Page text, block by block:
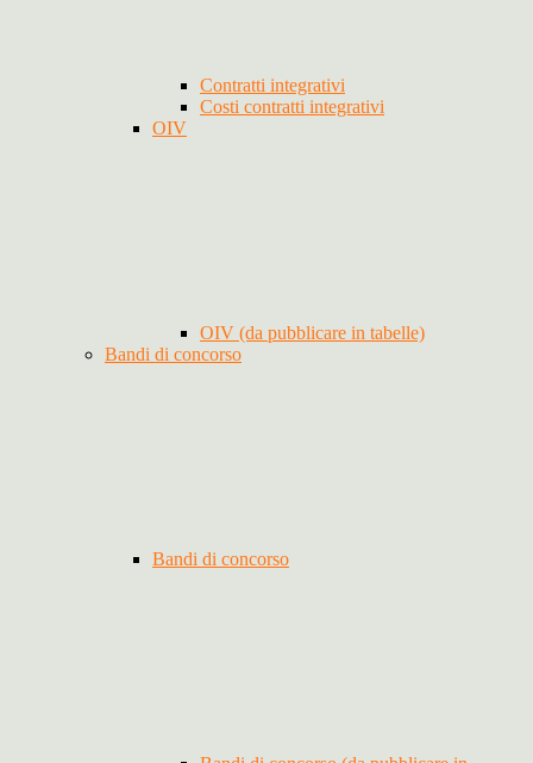
Contratti integrativi
Costi contratti integrativi
OIV
OIV (da pubblicare in tabelle)
Bandi di concorso
Bandi di concorso